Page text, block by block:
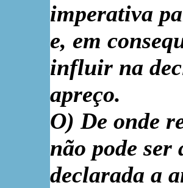
imperativa
e, em
influir na
apreço.
O) De onde
não pode ser
declarada a